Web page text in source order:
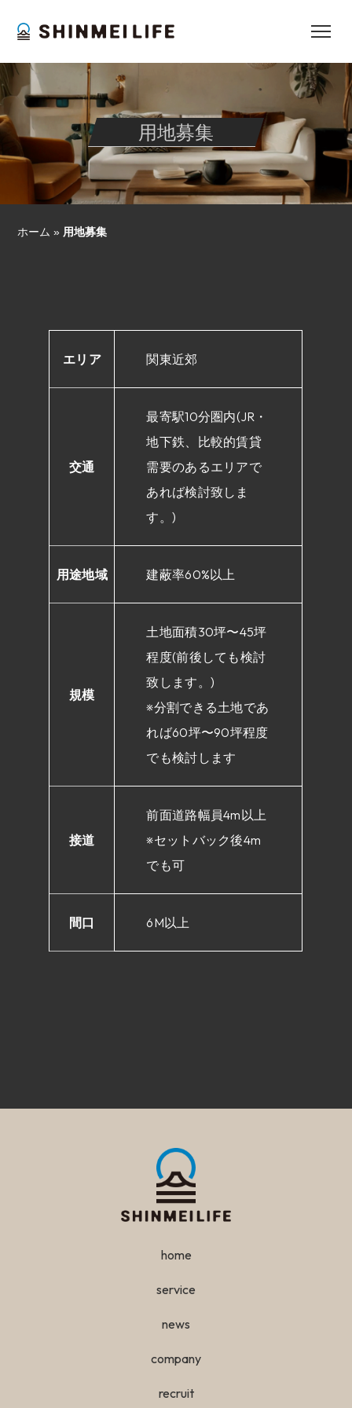
用地募集
ホーム » 用地募集
エリア 関東近郊
交通
最寄駅10分圏内(JR・
地下鉄、比較的賃貸
需要のあるエリアで
あれば検討致しま
す。)
用途地域 建蔽率60%以上
規模
土地面積30坪〜45坪
程度(前後しても検討
致します。)
※分割できる土地であ
れば60坪〜90坪程度
でも検討します
接道
前面道路幅員4m以上
※セットバック後4m
でも可
間口 6M以上
home
service
news
company
recruit